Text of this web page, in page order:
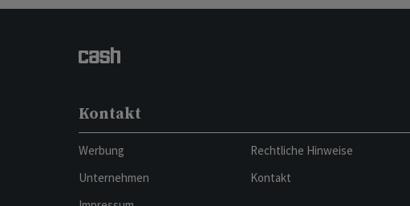
Kontakt
Werbung
Unternehmen
Rechtliche Hinweise
Kontakt